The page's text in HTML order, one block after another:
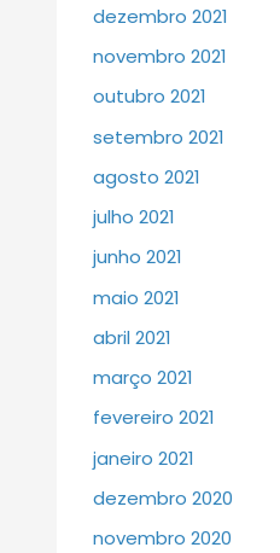
dezembro 2021
novembro 2021
outubro 2021
setembro 2021
agosto 2021
julho 2021
junho 2021
maio 2021
abril 2021
março 2021
fevereiro 2021
janeiro 2021
dezembro 2020
novembro 2020